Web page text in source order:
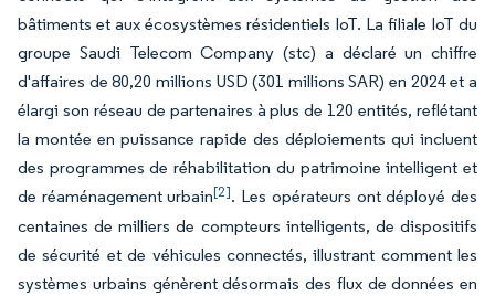
bâtiments et aux écosystèmes résidentiels IoT. La filiale IoT du
groupe Saudi Telecom Company (stc) a déclaré un chiffre
d'affaires de 80,20 millions USD (301 millions SAR) en 2024 et a
élargi son réseau de partenaires à plus de 120 entités, reflétant
la montée en puissance rapide des déploiements qui incluent
des programmes de réhabilitation du patrimoine intelligent et
de réaménagement urbain[2]. Les opérateurs ont déployé des
centaines de milliers de compteurs intelligents, de dispositifs
de sécurité et de véhicules connectés, illustrant comment les
systèmes urbains génèrent désormais des flux de données en